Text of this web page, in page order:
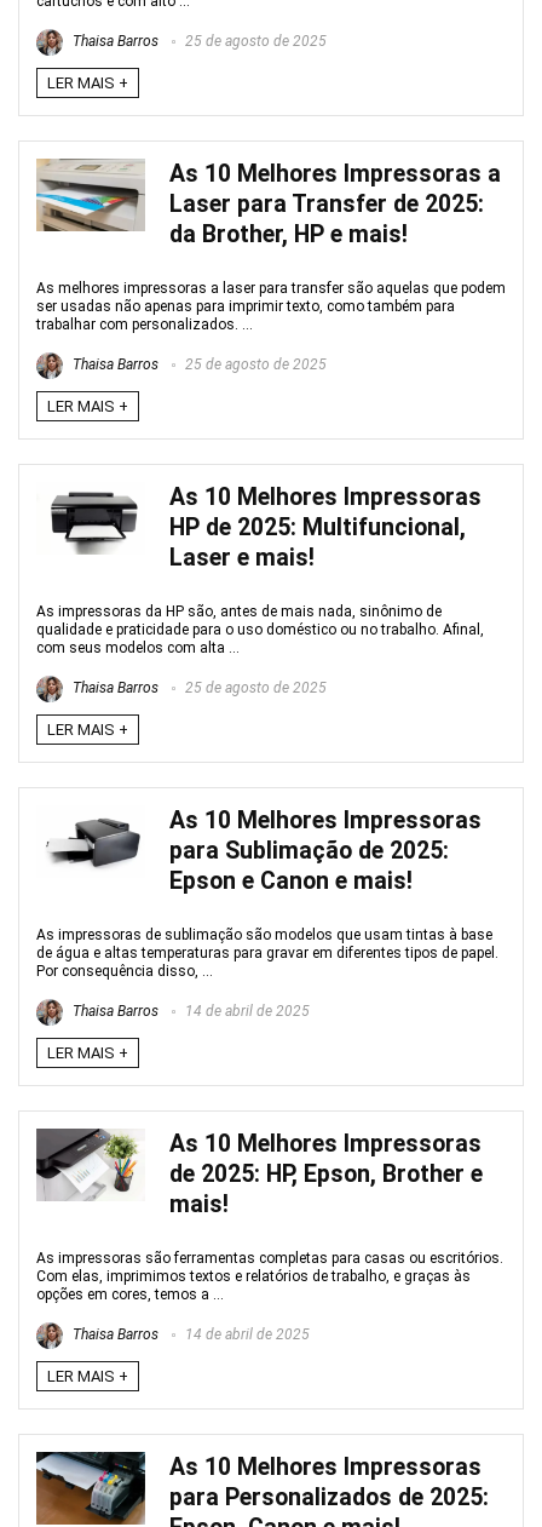
Thaisa Barros 25 de agosto de 2025
LER MAIS +
As 10 Melhores Impressoras a
Laser para Transfer de 2025:
da Brother, HP e mais!
As melhores impressoras a laser para transfer são aquelas que podem
ser usadas não apenas para imprimir texto, como também para
trabalhar com personalizados. ...
Thaisa Barros 25 de agosto de 2025
LER MAIS +
As 10 Melhores Impressoras
HP de 2025: Multifuncional,
Laser e mais!
As impressoras da HP são, antes de mais nada, sinônimo de
qualidade e praticidade para o uso doméstico ou no trabalho. Afinal,
com seus modelos com alta ...
Thaisa Barros 25 de agosto de 2025
LER MAIS +
As 10 Melhores Impressoras
para Sublimação de 2025:
Epson e Canon e mais!
As impressoras de sublimação são modelos que usam tintas à base
de água e altas temperaturas para gravar em diferentes tipos de papel.
Por consequência disso, ...
Thaisa Barros 14 de abril de 2025
LER MAIS +
As 10 Melhores Impressoras
de 2025: HP, Epson, Brother e
mais!
As impressoras são ferramentas completas para casas ou escritórios.
Com elas, imprimimos textos e relatórios de trabalho, e graças às
opções em cores, temos a ...
Thaisa Barros 14 de abril de 2025
LER MAIS +
As 10 Melhores Impressoras
para Personalizados de 2025: